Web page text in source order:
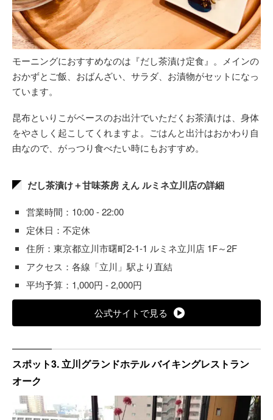
モーニングにおすすめなのは『だし茶漬け定食』。メインの
おかずとご飯、おばんざい、サラダ、お漬物がセットになっ
ています。
昆布といりこがベースのお出汁でいただくお茶漬けは、身体
をやさしく起こしてくれますよ。ごはんと出汁はおかわり自
由なので、がっつり食べたい時にもおすすめ。
だし茶漬け＋甘味茶房 えん ルミネ立川店の詳細
営業時間：10:00 - 22:00
定休日：不定休
住所：東京都立川市曙町2-1-1 ルミネ立川店 1F～2F
アクセス：各線「立川」駅より直結
平均予算：1,000円 - 2,000円
公式サイトで見る
スポット3. 立川グランドホテル バイキングレストラン
オーク